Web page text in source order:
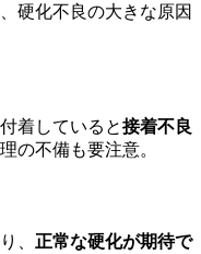
硬化不良の大きな原因
着していると接着不良
の不備も要注意。
、 正常な硬化が期待で